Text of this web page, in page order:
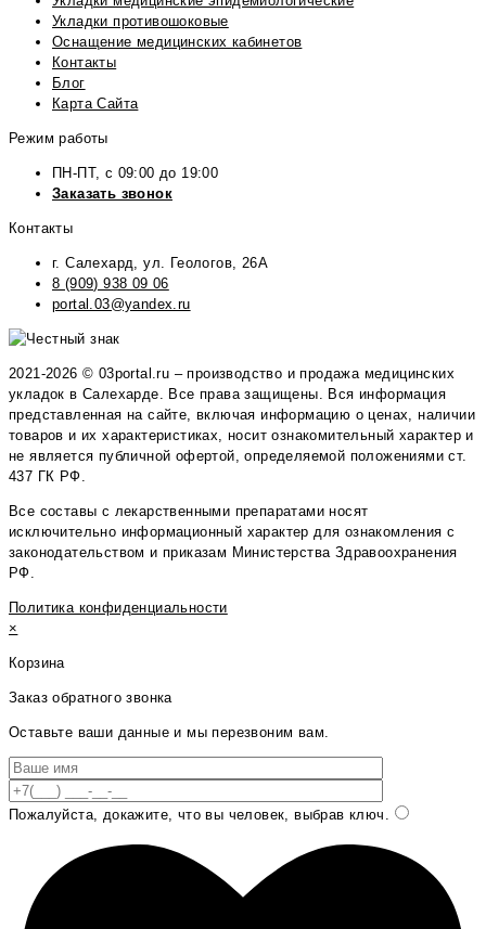
Укладки противошоковые
Оснащение медицинских кабинетов
Контакты
Блог
Карта Сайта
Режим работы
ПН-ПТ, с 09:00 до 19:00
Заказать звонок
Контакты
г. Салехард, ул. Геологов, 26А
8 (909) 938 09 06
portal.03@yandex.ru
2021-2026 © 03portal.ru – производство и продажа медицинских
укладок в Салехарде. Все права защищены. Вся информация
представленная на сайте, включая информацию о ценах, наличии
товаров и их характеристиках, носит ознакомительный характер и
не является публичной офертой, определяемой положениями ст.
437 ГК РФ.
Все составы с лекарственными препаратами носят
исключительно информационный характер для ознакомления с
законодательством и приказам Министерства Здравоохранения
РФ.
Политика конфиденциальности
×
Корзина
Заказ обратного звонка
Оставьте ваши данные и мы перезвоним вам.
Пожалуйста, докажите, что вы человек, выбрав ключ